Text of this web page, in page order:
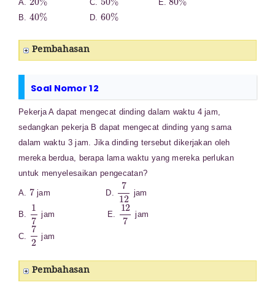
A.
C. E.
B.
40%
D.
60%
Pembahasan
Soal Nomor 12
Pekerja A dapat mengecat dinding dalam waktu 4 jam,
sedangkan pekerja B dapat mengecat dinding yang sama
dalam waktu 3 jam. Jika dinding tersebut dikerjakan oleh
mereka berdua, berapa lama waktu yang mereka perlukan
untuk menyelesaikan pengecatan?
A.
7
jam D.
712
jam
B.
17
jam E.
127
jam
C.
72
jam
Pembahasan